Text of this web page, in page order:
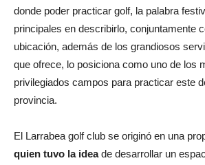
donde poder practicar golf, la palabra
principales en describirlo, conjuntamente
ubicación, además de los grandiosos
que ofrece, lo posiciona como uno de los
privilegiados campos para practicar este
provincia.
El Larrabea golf club se originó en una
quien tuvo la ideade desarrollar un